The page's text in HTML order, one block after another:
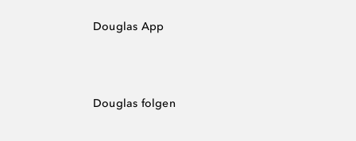
Douglas App
Douglas folgen